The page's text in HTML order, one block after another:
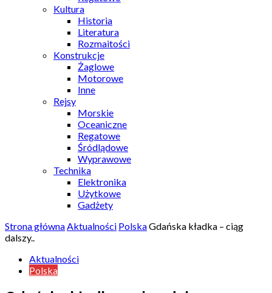
Kultura
Historia
Literatura
Rozmaitości
Konstrukcje
Żaglowe
Motorowe
Inne
Rejsy
Morskie
Oceaniczne
Regatowe
Śródlądowe
Wyprawowe
Technika
Elektronika
Użytkowe
Gadżety
Strona głównaAktualności PolskaGdańska kładka – ciąg
dalszy..
Aktualności
Polska